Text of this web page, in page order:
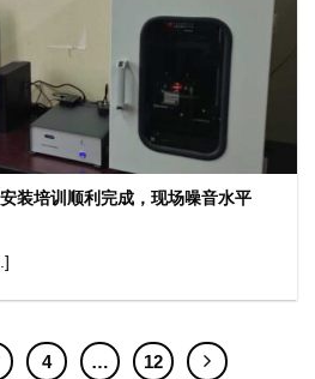
装培训顺利完成，现场噪音水平
4 … 12